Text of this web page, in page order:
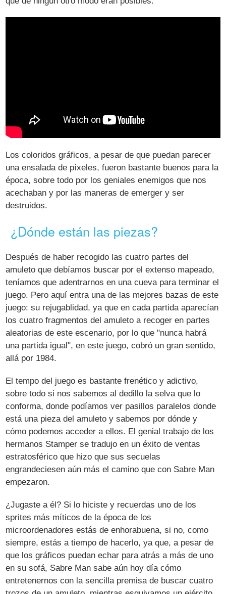
Los coloridos gráficos, a pesar de que puedan parecer
una ensalada de píxeles, fueron bastante buenos para la
época, sobre todo por los geniales enemigos que nos
acechaban y por las maneras de emerger y ser
destruidos.
¿Dónde están las piezas?
Después de haber recogido las cuatro partes del
amuleto que debíamos buscar por el extenso mapeado,
teníamos que adentrarnos en una cueva para terminar el
juego. Pero aquí entra una de las mejores bazas de este
juego: su rejugablidad, ya que en cada partida aparecían
los cuatro fragmentos del amuleto a recoger en partes
aleatorias de este escenario, por lo que "nunca habrá
una partida igual", en este juego, cobró un gran sentido,
allá por 1984.
El tempo del juego es bastante frenético y adictivo,
sobre todo si nos sabemos al dedillo la selva que lo
conforma, donde podíamos ver pasillos paralelos donde
está una pieza del amuleto y sabemos por dónde y
cómo podemos acceder a ellos. El genial trabajo de los
hermanos Stamper se tradujo en un éxito de ventas
estratosférico que hizo que sus secuelas
engrandeciesen aún más el camino que con Sabre Man
empezaron.
¿Jugaste a él? Si lo hiciste y recuerdas uno de los
sprites más míticos de la época de los
microordenadores estás de enhorabuena, si no, como
siempre, estás a tiempo de hacerlo, ya que, a pesar de
que los gráficos puedan echar para atrás a más de uno
en su sofá, Sabre Man sabe aún hoy día cómo
entretenernos con la sencilla premisa de buscar cuatro